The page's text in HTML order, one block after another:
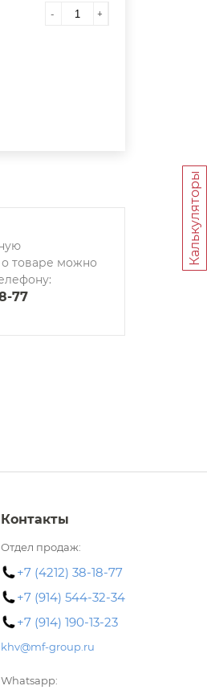
- +
товаре можно
77
Калькуляторы
Контакты
Отдел продаж:
+7 (4212) 38-18-77
+7 (914) 544-32-34
+7 (914) 190-13-23
khv@mf-group.ru
Whatsapp: